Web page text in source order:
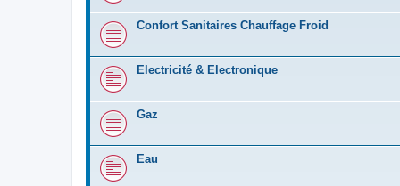
Confort Sanitaires Chauffage Froid
Electricité & Electronique
Gaz
Eau